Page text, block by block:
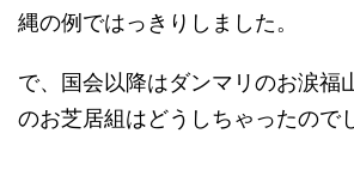
縄の例ではっきりしました。
で、国会以降はダンマリのお涙福
のお芝居組はどうしちゃったので